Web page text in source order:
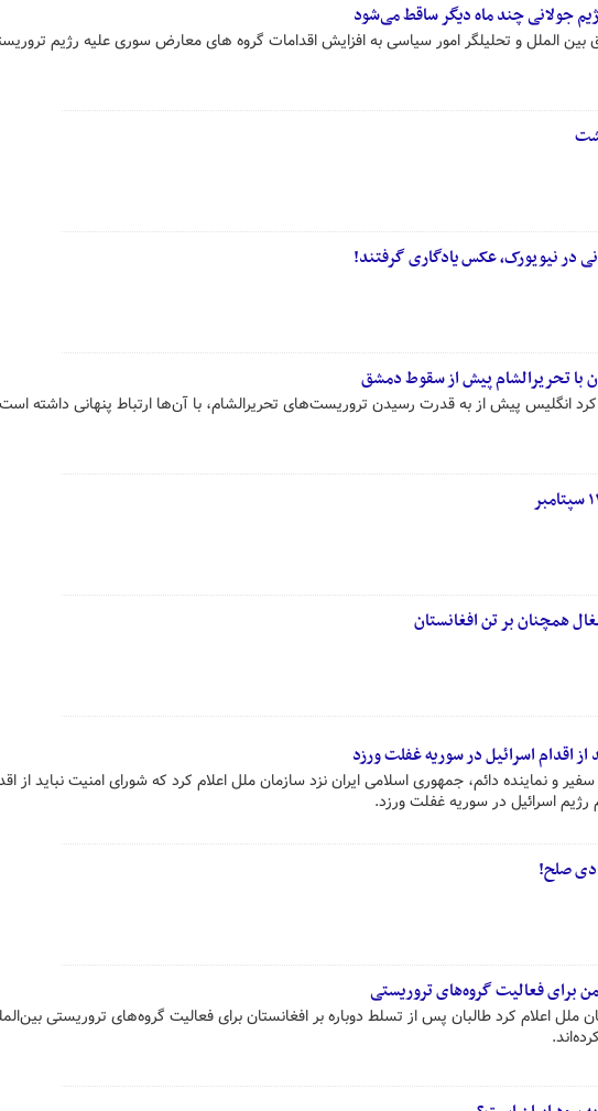
جولانی چند ماه دیگر ساقط می‌شود
الملل و تحلیلگر امور سیاسی به افزایش اقدامات گروه های معارض سوری علیه رژیم
در نیویورک، عکس یادگاری گرفتند!
با تحریرالشام پیش از سقوط دمشق
اقدام اسرائیل در سوریه غفلت ورزد
سفیر و نماینده دائم، جمهوری اسلامی ایران نزد سازمان ملل اعلام کرد که شورای امنیت نباید از
رژیم اسرائیل در سوریه غفلت ورزد.
صلح!
برای فعالیت گروه‌های تروریستی
ملل اعلام کرد طالبان پس از تسلط دوباره بر افغانستان برای فعالیت گروه‌های تروریستی